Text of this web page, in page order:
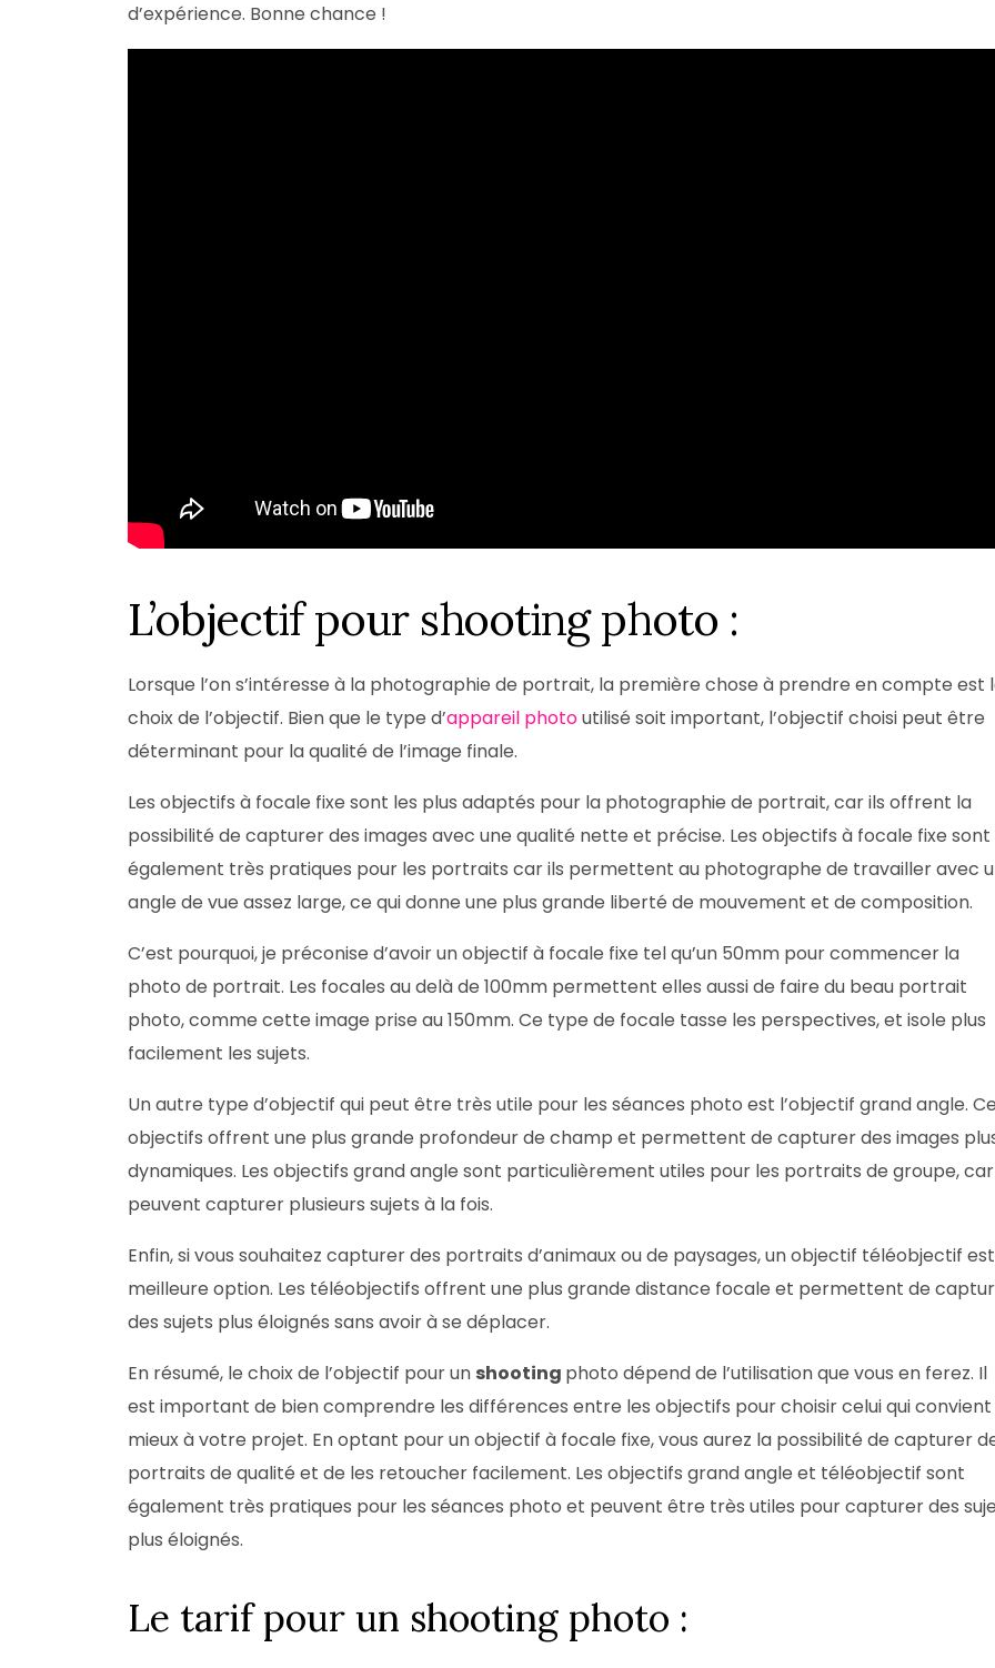
d’expérience. Bonne chance !
L’objectif pour shooting photo :
Lorsque l’on s’intéresse à la photographie de portrait, la première chose à prendre en compte est
choix de l’objectif. Bien que le type d’appareil photoutilisé soit important, l’objectif choisi peut être
déterminant pour la qualité de l’image finale.
Les objectifs à focale fixe sont les plus adaptés pour la photographie de portrait, car ils offrent la
possibilité de capturer des images avec une qualité nette et précise. Les objectifs à focale fixe sont
également très pratiques pour les portraits car ils permettent au photographe de travailler avec
angle de vue assez large, ce qui donne une plus grande liberté de mouvement et de composition.
C’est pourquoi, je préconise d’avoir un objectif à focale fixe tel qu’un 50mm pour commencer la
photo de portrait. Les focales au delà de 100mm permettent elles aussi de faire du beau portrait
photo, comme cette image prise au 150mm. Ce type de focale tasse les perspectives, et isole plus
facilement les sujets.
Un autre type d’objectif qui peut être très utile pour les séances photo est l’objectif grand angle.
objectifs offrent une plus grande profondeur de champ et permettent de capturer des images
dynamiques. Les objectifs grand angle sont particulièrement utiles pour les portraits de groupe, car
peuvent capturer plusieurs sujets à la fois.
Enfin, si vous souhaitez capturer des portraits d’animaux ou de paysages, un objectif téléobjectif
meilleure option. Les téléobjectifs offrent une plus grande distance focale et permettent de
des sujets plus éloignés sans avoir à se déplacer.
En résumé, le choix de l’objectif pour un shooting photo dépend de l’utilisation que vous en ferez. Il
est important de bien comprendre les différences entre les objectifs pour choisir celui qui convient
mieux à votre projet. En optant pour un objectif à focale fixe, vous aurez la possibilité de capturer
portraits de qualité et de les retoucher facilement. Les objectifs grand angle et téléobjectif sont
également très pratiques pour les séances photo et peuvent être très utiles pour capturer des
plus éloignés.
Le tarif pour un shooting photo :